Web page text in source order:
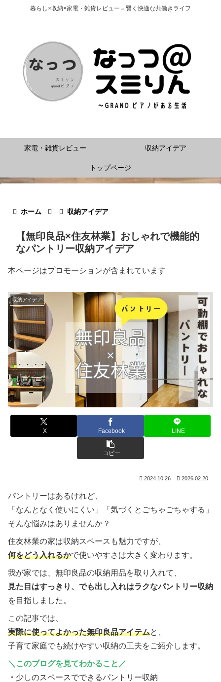
暮らし×収納×家電・雑貨レビュー＝賢く快適な共働きライフ
家電・雑貨レビュー 収納アイデア
トップページ
ホーム 収納アイデア
【無印良品×住友林業】おしゃれで機能的
なパントリー収納アイデア
本ページはプロモーションが含まれています
収納アイデア
X Facebook LINE
コピー
2024.10.26 2026.02.20
パントリーはあるけれど、
「なんとなく使いにくい」「気づくとごちゃごちゃする」
そんな悩みはありませんか？
住友林業の家は収納スペースも魅力ですが、
何をどう入れるかで使いやすさは大きく変わります。
我が家では、無印良品の収納用品を取り入れて、
見た目はすっきり、でも出し入れはラクなパントリー収納
を目指しました。
この記事では、
実際に使ってよかった無印良品アイテムと、
子育て家庭でも続けやすい収納の工夫をご紹介します。
＼このブログを見てわかること／
・ 少しのスペースでできるパントリー収納